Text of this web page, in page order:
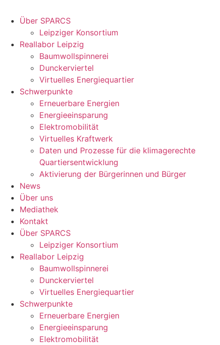
Über SPARCS
Leipziger Konsortium
Reallabor Leipzig
Baumwollspinnerei
Dunckerviertel
Virtuelles Energiequartier
Schwerpunkte
Erneuerbare Energien
Energieeinsparung
Elektromobilität
Virtuelles Kraftwerk
Daten und Prozesse für die klimagerechte
Quartiersentwicklung
Aktivierung der Bürgerinnen und Bürger
News
Über uns
Mediathek
Kontakt
Über SPARCS
Leipziger Konsortium
Reallabor Leipzig
Baumwollspinnerei
Dunckerviertel
Virtuelles Energiequartier
Schwerpunkte
Erneuerbare Energien
Energieeinsparung
Elektromobilität